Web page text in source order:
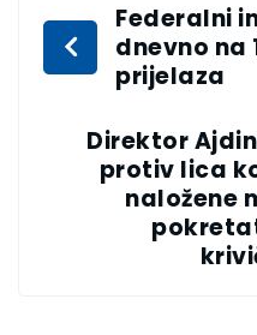
Federalni
dnevno na
prijelaza
Direktor
protiv lica
naložene